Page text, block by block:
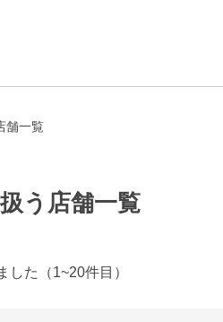
舗一覧
う店舗一覧
した （1~20件目）